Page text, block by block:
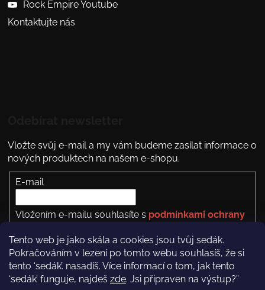
Tento web je jako skála a cookies jsou tvůj sedák.
Pokračováním v lezení po tomto webu souhlasíš, že si
tento ‘sedák’. nasadíš. Více informací o tom, jak tento
‘sedák’ funguje, najdeš zde. Jsi připraven na výstup?”
Rock Empire Youtube
Kontaktujte nás
Vložte svůj e-mail a my vám budeme zasílat informace o
nových produktech na našem e-shopu.
E-mail
Vložením e-mailu souhlasíte s podmínkami ochrany
PŘIHLÁSIT SE